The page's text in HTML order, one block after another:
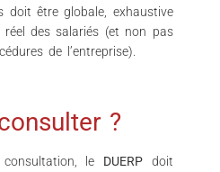
doit être globale, exhaustive
des salariés (et non pas
de l’entreprise).
?
le DUERP doit